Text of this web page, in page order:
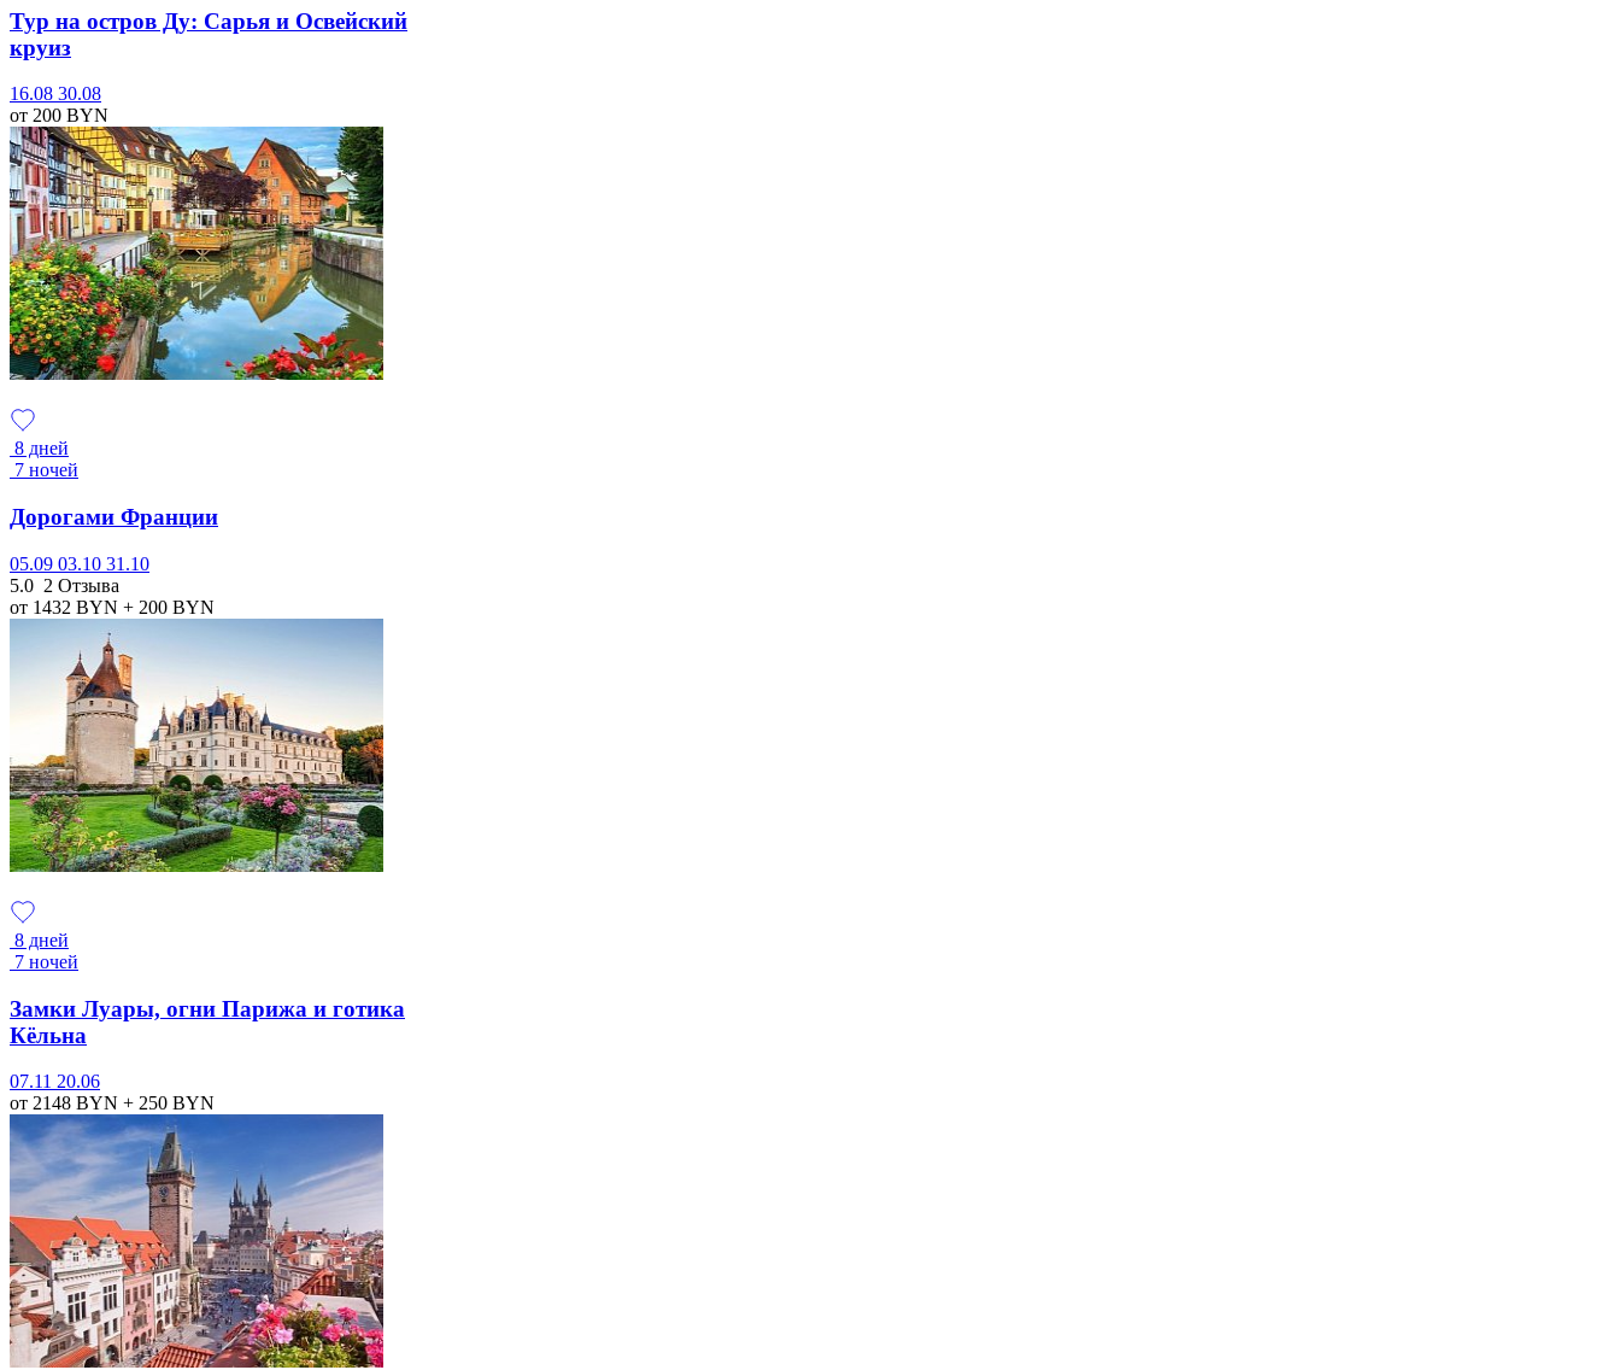
Тур на остров Ду: Сарья и Освейский
круиз
16.08 30.08
от 200 BYN
8 дней
7 ночей
Дорогами Франции
05.09 03.10 31.10
5.0 2 Отзыва
от 1432 BYN + 200 BYN
8 дней
7 ночей
Замки Луары, огни Парижа и готика
Кёльна
07.11 20.06
от 2148 BYN + 250 BYN